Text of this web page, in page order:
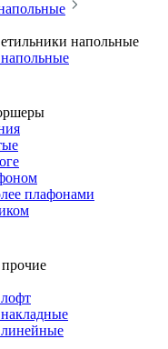
напольные
плафонами